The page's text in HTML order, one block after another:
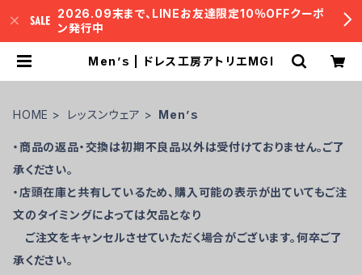
2026.09末まで、LINEお友達限定10％OFFクーポ
ン発行中
Men’ｓ | ドレス工房アトリエMGI
HOME レッスンウェア Men’ｓ
・商品の返品・交換は初期不良品以外は受付けておりません。ご了
承ください。
・店頭在庫と共有しているため、購入可能の表示が出ていてもご注
文のタイミングによっては欠品となり
ご注文をキャンセルさせていただく場合がございます。何卒ご了
承ください。